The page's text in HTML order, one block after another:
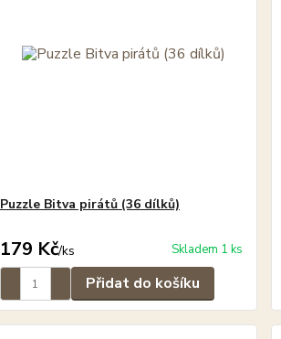
Puzzle Bitva pirátů (36 dílků)
179 Kč/ks Skladem 1 ks
Přidat do košíku